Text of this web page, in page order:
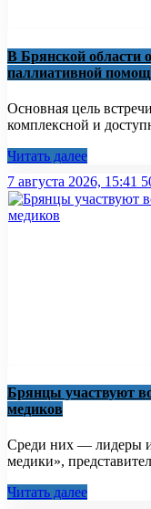
В Брянской области
паллиативной
Основная цель
комплексной и
Читать далее
7 августа 2026, 15:41
Брянцы участвуют
медиков
Среди них — лидеры
медики»,
Читать далее